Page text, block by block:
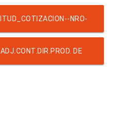
NRO-
2350-RND-9203
DE